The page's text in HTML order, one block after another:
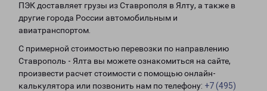
ПЭК доставляет грузы из Ставрополя в Ялту, а также в
другие города России автомобильным и
авиатранспортом.
С примерной стоимостью перевозки по направлению
Ставрополь - Ялта вы можете ознакомиться на сайте,
произвести расчет стоимости с помощью онлайн-
калькулятора или позвонить нам по телефону: +7 (495)